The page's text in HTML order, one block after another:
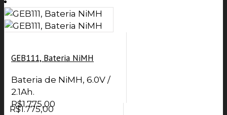
GEB111, Bateria NiMH
Bateria de NiMH, 6.0V /
2.1Ah.
R$1.775,00
R$1.775,00